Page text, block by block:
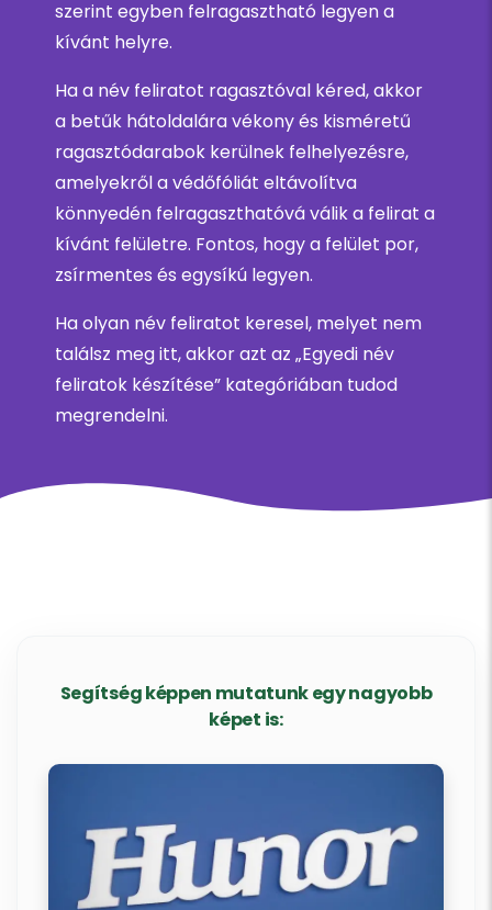
szerint egyben felragasztható legyen a
kívánt helyre.
Ha a név feliratot ragasztóval kéred, akkor
a betűk hátoldalára vékony és kisméretű
ragasztódarabok kerülnek felhelyezésre,
amelyekről a védőfóliát eltávolítva
könnyedén felragaszthatóvá válik a felirat a
kívánt felületre. Fontos, hogy a felület por,
zsírmentes és egysíkú legyen.
Ha olyan név feliratot keresel, melyet nem
találsz meg itt, akkor azt az „Egyedi név
feliratok készítése” kategóriában tudod
megrendelni.
Segítség képpen mutatunk egy nagyobb
képet is: